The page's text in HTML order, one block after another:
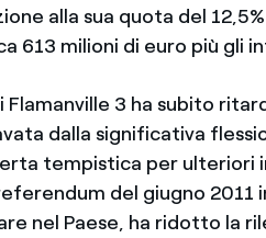
alla sua quota del
613 milioni di euro più gli
Flamanville 3 ha subito
dalla significativa
tempistica per ulteriori
del giugno 2011
nel Paese, ha ridotto la